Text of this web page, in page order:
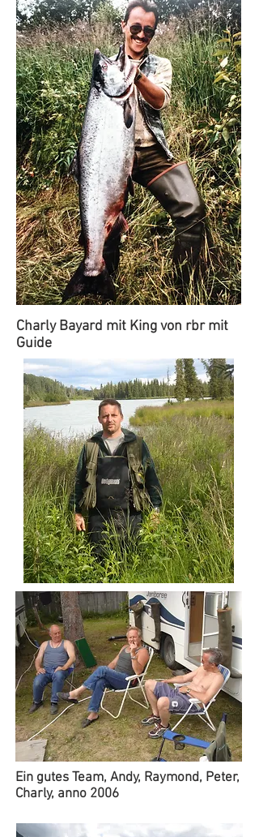
Charly Bayard mit King von rbr mit
Guide
Ein gutes Team, Andy, Raymond, Peter,
Charly, anno 2006